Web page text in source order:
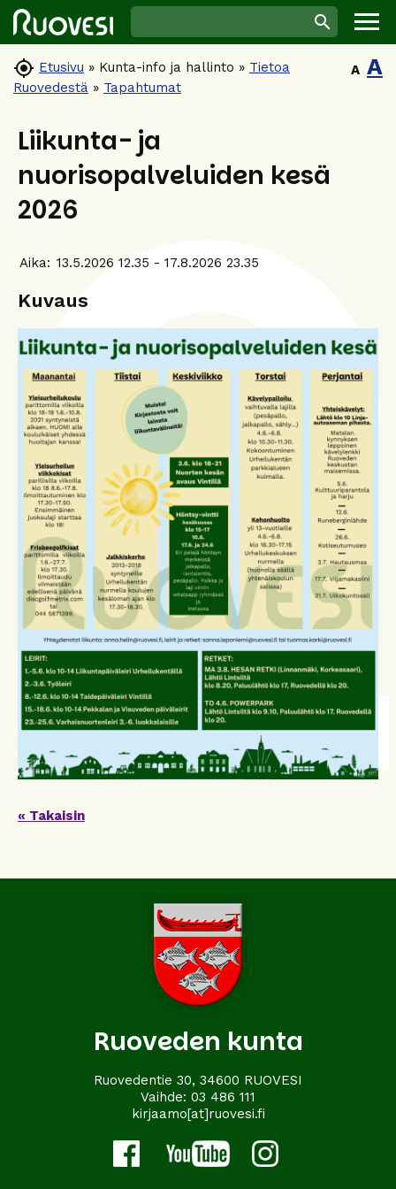
 Etusivu » Kunta-info ja hallinto » Tietoa
Ruovedestä » Tapahtumat
A A
Liikunta- ja
nuorisopalveluiden kesä
2026
Aika: 13.5.2026 12.35 - 17.8.2026 23.35
Kuvaus
« Takaisin
Ruoveden kunta
Ruovedentie 30, 34600 RUOVESI
Vaihde: 03 486 111
kirjaamo[at]ruovesi.fi